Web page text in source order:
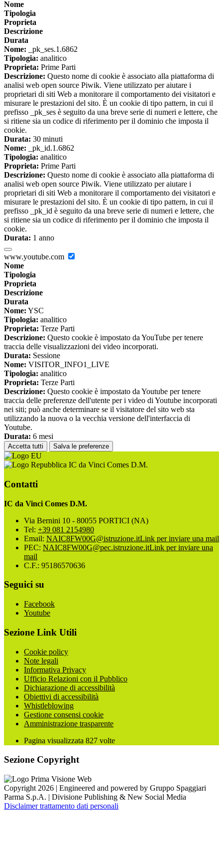
Nome
Tipologia
Proprieta
Descrizione
Durata
Nome: _pk_ses.1.6862
Tipologia: analitico
Proprieta: Prime Parti
Descrizione: Questo nome di cookie è associato alla piattaforma di
analisi web open source Piwik. Viene utilizzato per aiutare i
proprietari di siti Web a monitorare il comportamento dei visitatori e
misurare le prestazioni del sito. È un cookie di tipo pattern, in cui il
prefisso _pk_ses è seguito da una breve serie di numeri e lettere, che
si ritiene sia un codice di riferimento per il dominio che imposta il
cookie.
Durata: 30 minuti
Nome: _pk_id.1.6862
Tipologia: analitico
Proprieta: Prime Parti
Descrizione: Questo nome di cookie è associato alla piattaforma di
analisi web open source Piwik. Viene utilizzato per aiutare i
proprietari di siti Web a monitorare il comportamento dei visitatori e
misurare le prestazioni del sito. È un cookie di tipo pattern, in cui il
prefisso _pk_id è seguito da una breve serie di numeri e lettere, che
si ritiene sia un codice di riferimento per il dominio che imposta il
cookie.
Durata: 1 anno
www.youtube.com
Nome
Tipologia
Proprieta
Descrizione
Durata
Nome: YSC
Tipologia: analitico
Proprieta: Terze Parti
Descrizione: Questo cookie è impostato da YouTube per tenere
traccia delle visualizzazioni dei video incorporati.
Durata: Sessione
Nome: VISITOR_INFO1_LIVE
Tipologia: analitico
Proprieta: Terze Parti
Descrizione: Questo cookie è impostato da Youtube per tenere
traccia delle preferenze dell'utente per i video di Youtube incorporati
nei siti; può anche determinare se il visitatore del sito web sta
utilizzando la nuova o la vecchia versione dell'interfaccia di
Youtube.
Durata: 6 mesi
Accetta tutti Salva le preferenze
IC da Vinci Comes D.M.
Contatti
IC da Vinci Comes D.M.
Via Bernini 10 - 80055 PORTICI (NA)
Tel: +39 081 2154980
Email: NAIC8FW00G@istruzione.itLink per inviare una mail
PEC: NAIC8FW00G@pec.istruzione.itLink per inviare una
mail
C.F.: 95186570636
Seguici su
Facebook
Youtube
Sezione Link Utili
Cookie policy
Note legali
Informativa Privacy
Ufficio Relazioni con il Pubblico
Dichiarazione di accessibilità
Obiettivi di accessibilità
Whistleblowing
Gestione consensi cookie
Amministrazione trasparente
Pagina visualizzata 827 volte
Sezione Copyright
Copyright 2026 | Engineered and powered by Gruppo Spaggiari
Parma S.p.A. | Divisione Publishing & New Social Media
Disclaimer trattamento dati personali